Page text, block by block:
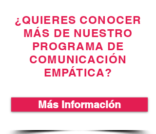
¿QUIERES CONOCER
MÁS DE NUESTRO
PROGRAMA DE
COMUNICACIÓN
EMPÁTICA?
Más Información